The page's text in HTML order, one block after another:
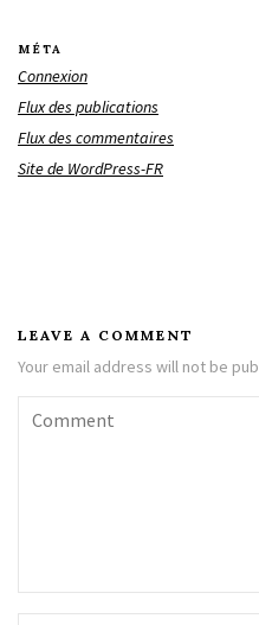
MÉTA
Connexion
Flux des publications
Flux des commentaires
Site de WordPress-FR
LEAVE A COMMENT
Your email address will not be